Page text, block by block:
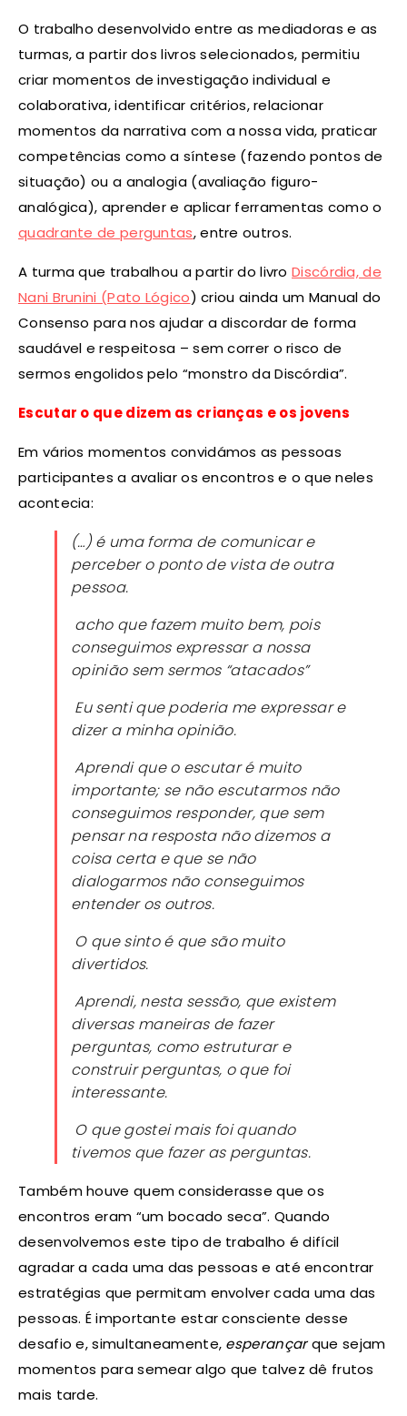
O trabalho desenvolvido entre as mediadoras e as
turmas, a partir dos livros selecionados, permitiu
criar momentos de investigação individual e
colaborativa, identificar critérios, relacionar
momentos da narrativa com a nossa vida, praticar
competências como a síntese (fazendo pontos de
situação) ou a analogia (avaliação figuro-
analógica), aprender e aplicar ferramentas como o
quadrante de perguntas, entre outros.
A turma que trabalhou a partir do livro Discórdia, de
Nani Brunini (Pato Lógico) criou ainda um Manual do
Consenso para nos ajudar a discordar de forma
saudável e respeitosa – sem correr o risco de
sermos engolidos pelo “monstro da Discórdia”.
Escutar o que dizem as crianças e os jovens
Em vários momentos convidámos as pessoas
participantes a avaliar os encontros e o que neles
acontecia:
(…)é uma forma de comunicar e
perceber o ponto de vista de outra
pessoa.
acho que fazem muito bem, pois
conseguimos expressar a nossa
opinião sem sermos “atacados”
Eu senti que poderia me expressar e
dizer a minha opinião.
Aprendi que o escutar é muito
importante; se não escutarmos não
conseguimos responder, que sem
pensar na resposta não dizemos a
coisa certa e que se não
dialogarmos não conseguimos
entender os outros.
O que sinto é que são muito
divertidos.
Aprendi, nesta sessão, que existem
diversas maneiras de fazer
perguntas, como estruturar e
construir perguntas, o que foi
interessante.
O que gostei mais foi quando
tivemos que fazer as perguntas.
Também houve quem considerasse que os
encontros eram “um bocado seca”. Quando
desenvolvemos este tipo de trabalho é difícil
agradar a cada uma das pessoas e até encontrar
estratégias que permitam envolver cada uma das
pessoas. É importante estar consciente desse
desafio e, simultaneamente, esperançarque sejam
momentos para semear algo que talvez dê frutos
mais tarde.